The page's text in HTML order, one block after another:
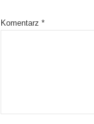
Komentarz *